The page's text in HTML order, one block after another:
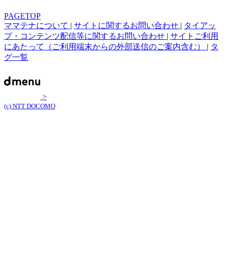
PAGETOP
ママテナについて | サイトに関するお問い合わせ | タイアッ
プ・コンテンツ配信等に関するお問い合わせ | サイトご利用
にあたって（ご利用端末からの外部送信のご案内含む） | タ
グ一覧
>
(c) NTT DOCOMO